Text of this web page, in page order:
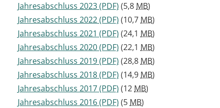
Jahresabschluss 2023(PDF) (5,8 MB)
Jahresabschluss 2022(PDF) (10,7 MB)
Jahresabschluss 2021 (PDF) (24,1 MB)
Jahresabschluss 2020(PDF) (22,1 MB)
Jahresabschluss 2019(PDF) (28,8 MB)
Jahresabschluss 2018(PDF) (14,9 MB)
Jahresabschluss 2017(PDF) (12 MB)
Jahresabschluss 2016(PDF) (5 MB)